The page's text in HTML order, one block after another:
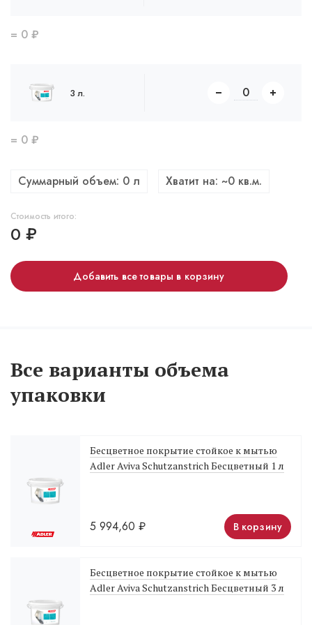
= 0 ₽
3 л.
= 0 ₽
Суммарный объем: 0 л Хватит на: ~0 кв.м.
Стоимость итого:
0 ₽
Добавить все товары в корзину
Все варианты объема
упаковки
Бесцветное покрытие стойкое к мытью
Adler Aviva Schutzanstrich Бесцветный 1 л
5 994,60 ₽ В корзину
Бесцветное покрытие стойкое к мытью
Adler Aviva Schutzanstrich Бесцветный 3 л